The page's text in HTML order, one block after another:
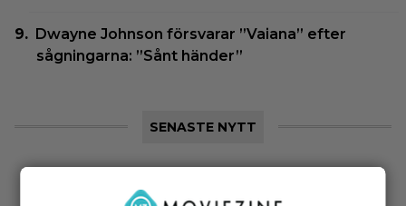
Dwayne Johnson försvarar ”Vaiana” efter
sågningarna: ”Sånt händer”
SENASTE NYTT
försenas – släpps 2027